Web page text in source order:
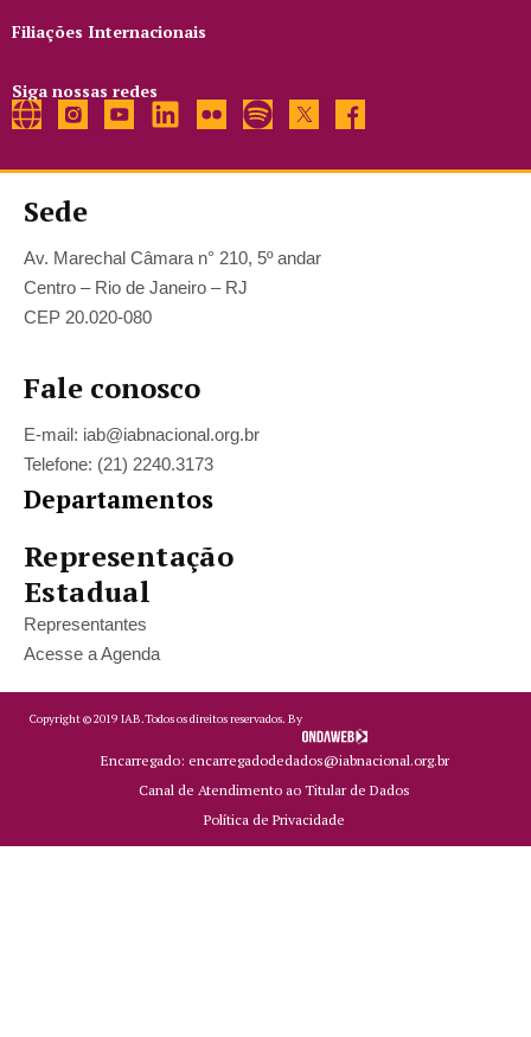
Filiações Internacionais
Siga nossas redes
Sede
Av. Marechal Câmara n° 210, 5º andar
Centro – Rio de Janeiro – RJ
CEP 20.020-080
Fale conosco
E-mail: iab@iabnacional.org.br
Telefone: (21) 2240.3173
Departamentos
Representação
Estadual
Representantes
Acesse a Agenda
Copyright ©2019 IAB.Todos os direitos reservados. By
Encarregado: encarregadodedados@iabnacional.org.br
Canal de Atendimento ao Titular de Dados
Política de Privacidade